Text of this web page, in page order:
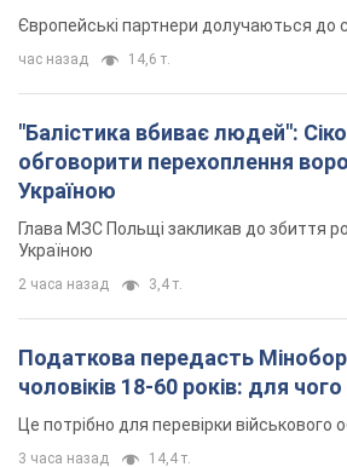
Податкова передасть
чоловіків 18-60 років: для
Це потрібно для перевірки військового
3 часа назад 14,4 т.